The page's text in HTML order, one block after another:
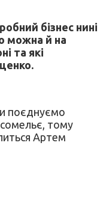
бізнес нині
можна й на
та які
поєднуємо
сомельє, тому
Артем